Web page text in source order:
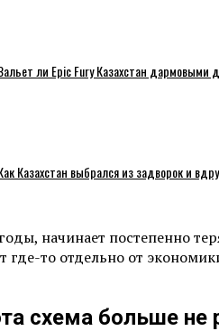
ли Epic Fury Казахстан дармовыми
Казахстан выбрался из задворок и
начинает постепенно
то отдельно от
схема больше не